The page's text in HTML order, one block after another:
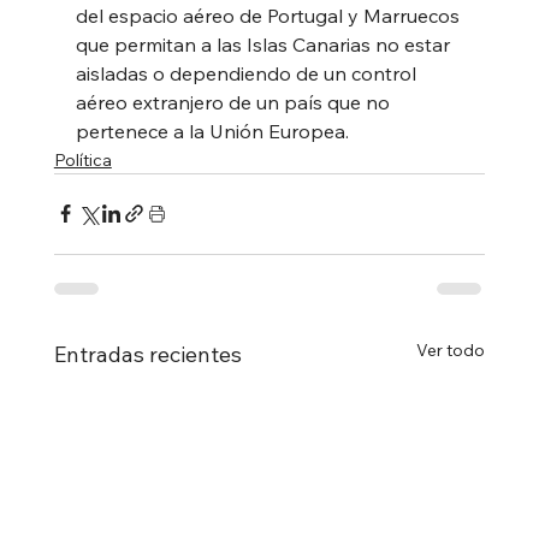
del espacio aéreo de Portugal y Marruecos
que permitan a las Islas Canarias no estar
aisladas o dependiendo de un control
aéreo extranjero de un país que no
pertenece a la Unión Europea.
Política
Entradas recientes Ver todo